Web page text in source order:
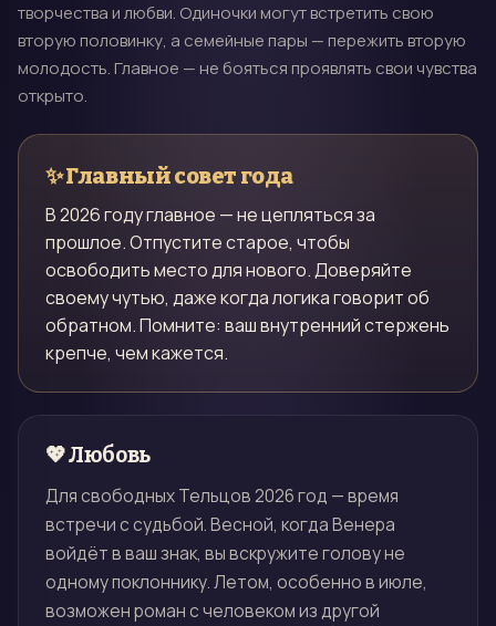
творчества и любви. Одиночки могут встретить свою
вторую половинку, а семейные пары — пережить вторую
молодость. Главное — не бояться проявлять свои чувства
открыто.
✨Главный совет года
В 2026 году главное — не цепляться за
прошлое. Отпустите старое, чтобы
освободить место для нового. Доверяйте
своему чутью, даже когда логика говорит об
обратном. Помните: ваш внутренний стержень
крепче, чем кажется.
💖 Любовь
Для свободных Тельцов 2026 год — время
встречи с судьбой. Весной, когда Венера
войдёт в ваш знак, вы вскружите голову не
одному поклоннику. Летом, особенно в июле,
возможен роман с человеком из другой